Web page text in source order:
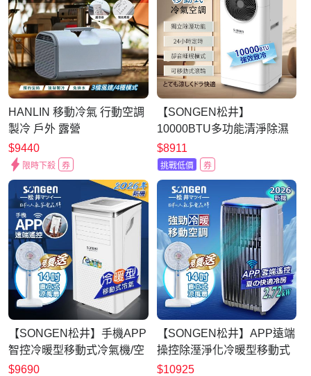
HANLIN 移動冷氣 行動空調
製冷 戶外 露營
$9440
限時下殺 券
【SONGEN松井】
10000BTU多功能清淨除濕
移動式冷氣機/空調(LD-
N361C)
$8911
挑戰低價 券
【SONGEN松井】手機APP
智控冷暖型移動式冷氣機/空
調(SG-A413CH加14吋涼風
$9690
【SONGEN松井】APP遠端
操控除溼淨化冷暖型移動式
空調/冷氣機(SG-
$10925